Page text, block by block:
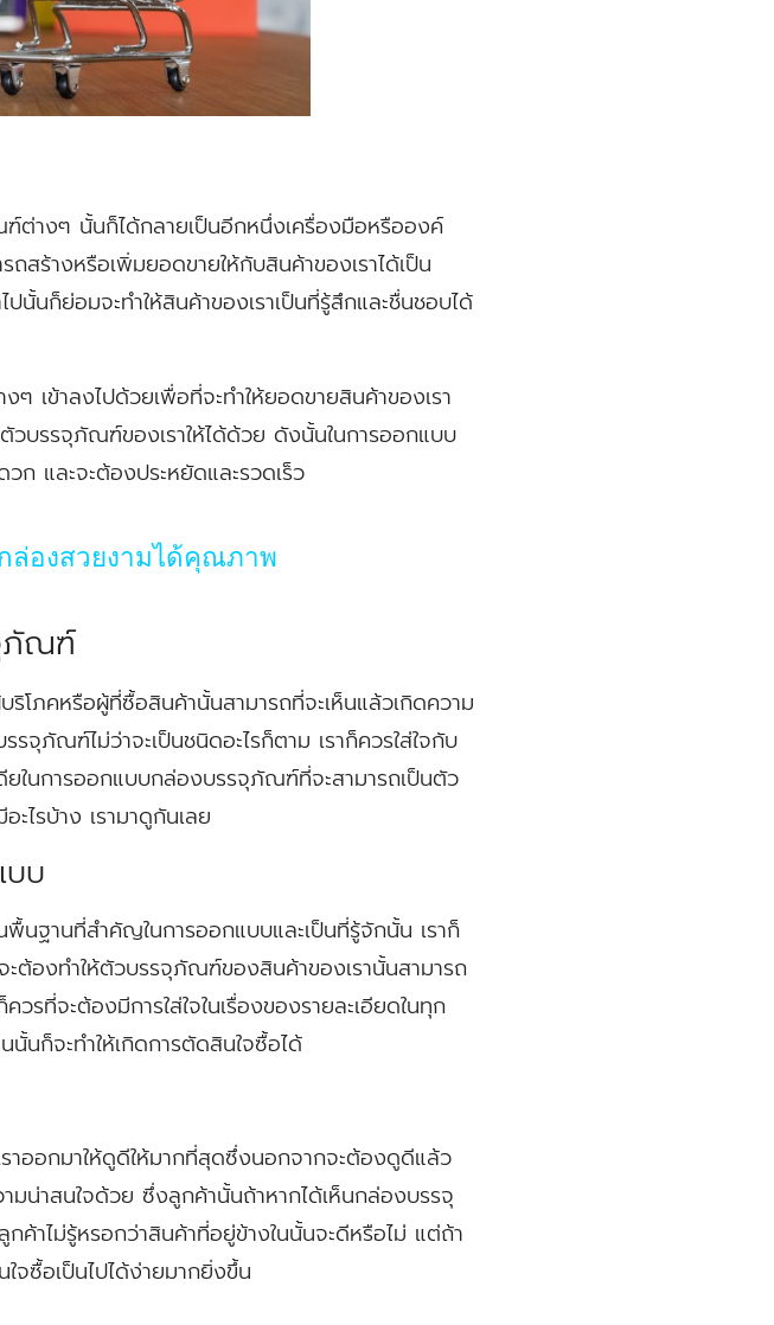
ฑ์ต่างๆ นั้นก็ได้กลายเป็นอีกหนึ่งเครื่องมือหรือองค์
ร้างหรือเพิ่มยอดขายให้กับสินค้าของเราได้เป็น
นั้นก็ย่อมจะทำให้สินค้าของเราเป็นที่รู้สึกและชื่นชอบได้
เข้าลงไปด้วยเพื่อที่จะทำให้ยอดขายสินค้าของเรา
วบรรจุภัณฑ์ของเราให้ได้ด้วย ดังนั้นในการออกแบบ
ก และจะต้องประหยัดและรวดเร็ว
ล่องสวยงามได้คุณภาพ
ภัณฑ์
โภคหรือผู้ที่ซื้อสินค้านั้นสามารถที่จะเห็นแล้วเกิดความ
ภัณฑ์ไม่ว่าจะเป็นชนิดอะไรก็ตาม เราก็ควรใส่ใจกับ
ยในการออกแบบกล่องบรรจุภัณฑ์ที่จะสามารถเป็นตัว
ไรบ้าง เรามาดูกันเลย
บบ
พื้นฐานที่สำคัญในการออกแบบและเป็นที่รู้จักนั้น เราก็
ะต้องทำให้ตัวบรรจุภัณฑ์ของสินค้าของเรานั้นสามารถ
ที่จะต้องมีการใส่ใจในเรื่องของรายละเอียดในทุก
นก็จะทำให้เกิดการตัดสินใจซื้อได้
ออกมาให้ดูดีให้มากที่สุดซึ่งนอกจากจะต้องดูดีแล้ว
น่าสนใจด้วย ซึ่งลูกค้านั้นถ้าหากได้เห็นกล่องบรรจุ
ค้าไม่รู้หรอกว่าสินค้าที่อยู่ข้างในนั้นจะดีหรือไม่ แต่ถ้า
ซื้อเป็นไปได้ง่ายมากยิ่งขึ้น